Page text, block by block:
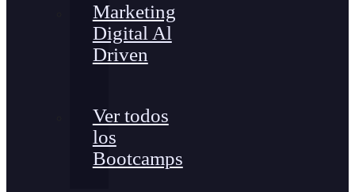
Marketing
Digital Al
Driven
Ver todos
los
Bootcamps